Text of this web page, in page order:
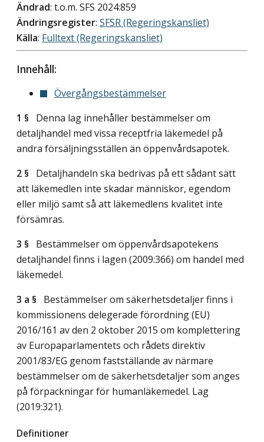
Ändrad: t.o.m. SFS 2024:859
Ändringsregister: SFSR (Regeringskansliet)
Källa: Fulltext (Regeringskansliet)
Innehåll:
Övergångsbestämmelser
1 § Denna lag innehåller bestämmelser om
detaljhandel med vissa receptfria läkemedel på
andra försäljningsställen än öppenvårdsapotek.
2 § Detaljhandeln ska bedrivas på ett sådant sätt
att läkemedlen inte skadar människor, egendom
eller miljö samt så att läkemedlens kvalitet inte
försämras.
3 § Bestämmelser om öppenvårdsapotekens
detaljhandel finns i lagen (2009:366) om handel med
läkemedel.
3 a § Bestämmelser om säkerhetsdetaljer finns i
kommissionens delegerade förordning (EU)
2016/161 av den 2 oktober 2015 om komplettering
av Europaparlamentets och rådets direktiv
2001/83/EG genom fastställande av närmare
bestämmelser om de säkerhetsdetaljer som anges
på förpackningar för humanläkemedel. Lag
(2019:321).
Definitioner